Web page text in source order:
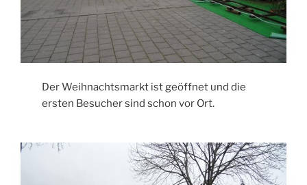
Der Weihnachtsmarkt ist geöffnet und die
ersten Besucher sind schon vor Ort.